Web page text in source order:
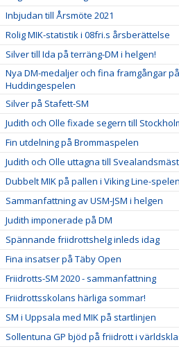
Inbjudan till Årsmöte 2021
Rolig MIK-statistik i 08fri.s årsberättelse
Silver till Ida på terräng-DM i helgen!
Nya DM-medaljer och fina framgångar på
Huddingespelen
Silver på Stafett-SM
Judith och Olle fixade segern till
Fin utdelning på Brommaspelen
Judith och Olle uttagna till
Dubbelt MIK på pallen i Viking Line-spelen
Sammanfattning av USM-JSM i helgen
Judith imponerade på DM
Spännande friidrottshelg inleds idag
Fina insatser på Täby Open
Friidrotts-SM 2020 - sammanfattning
Friidrottsskolans härliga sommar!
SM i Uppsala med MIK på startlinjen
Sollentuna GP bjöd på friidrott i